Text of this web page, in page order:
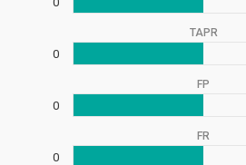
TAPR
0
FP
0
FR
0